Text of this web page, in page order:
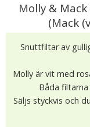
Molly &
(Mack
Snuttfiltar av
Molly är vit med
Båda
Säljs styckvis och